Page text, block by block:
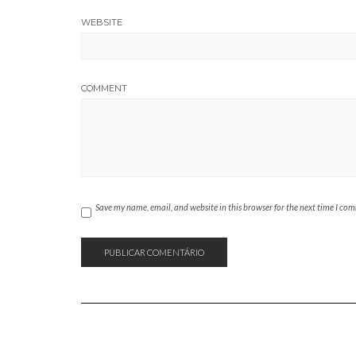
WEBSITE
COMMENT
Save my name, email, and website in this browser for the next time I